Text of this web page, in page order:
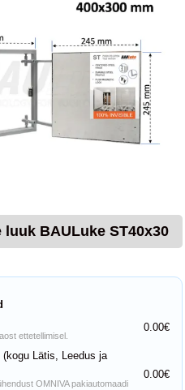
BAULuke ST40x30
ettetellimisel.
0.00€
Lätis, Leedus ja
OMNIVA pakiautomaadi
0.00€